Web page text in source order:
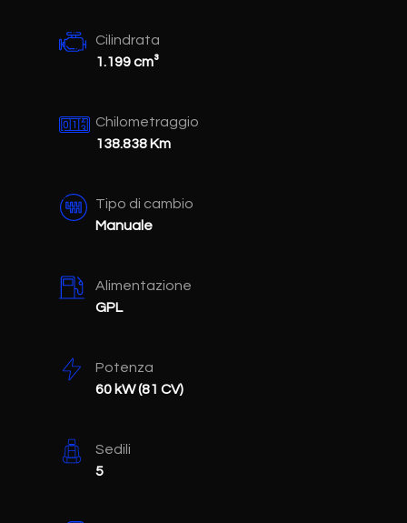
Cilindrata
1.199 cm³
Chilometraggio
138.838 Km
Tipo di cambio
Manuale
Alimentazione
GPL
Potenza
60 kW (81 CV)
Sedili
5